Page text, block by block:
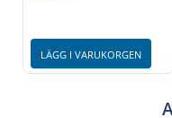
LÄGG I VARUKORGEN